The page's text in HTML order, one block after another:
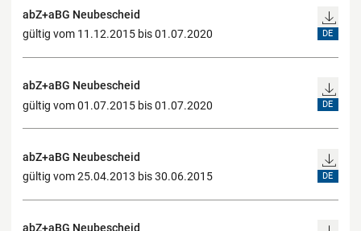
abZ+aBG Neubescheid
gültig vom 11.12.2015 bis 01.07.2020
DE
abZ+aBG Neubescheid
gültig vom 01.07.2015 bis 01.07.2020
DE
abZ+aBG Neubescheid
gültig vom 25.04.2013 bis 30.06.2015
DE
abZ+aBG Neubescheid